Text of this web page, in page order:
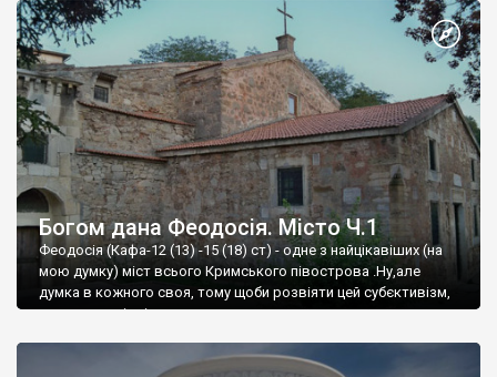
Богом дана Феодосія. Місто Ч.1
Феодосія (Кафа-12 (13) -15 (18) ст) - одне з найцікавіших (на
мою думку) міст всього Кримського півострова .Ну,але
думка в кожного своя, тому щоби розвіяти цей субєктивізм,
запрошую відвідати це